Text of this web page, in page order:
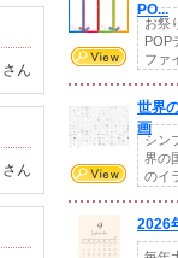
さん
さん
PO...
お祭
POP
ファ
世界
画
シン
界の
のイ
2026